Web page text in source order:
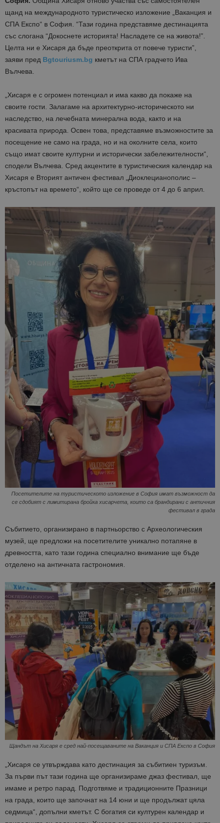
щанд на международното туристическо изложение „Ваканция и
СПА Експо“ в София. “Тази година представяме дестинацията
със слогана “Докоснете историята! Насладете се на живота!”.
Целта ни е Хисаря да бъде преоткрита от повече туристи”,
заяви пред Bgtouriusm.bg кметът на СПА градчето Ива
Вълчева.
„Хисаря е с огромен потенциал и има какво да покаже на
своите гости. Залагаме на архитектурно-историческото ни
наследство, на лечебната минерална вода, както и на
красивата природа. Освен това, представяме възможностите за
посещение не само на града, но и на околните села, които
също имат своите културни и исторически забележителности“,
сподели Вълчева. Сред акцентите в туристическия календар на
Хисаря е Вторият античен фестивал „Диоклецианополис –
кръстопът на времето“, който ще се проведе от 4 до 6 април.
Посетителите на туристическото изложение в София имат възможност да
се сдобият с лимитирана бройка хисарчета, които са брандирани с античния
фестивал в града
Събитието, организирано в партньорство с Археологическия
музей, ще предложи на посетителите уникално потапяне в
древността, като тази година специално внимание ще бъде
отделено на античната гастрономия.
Щандът на Хисаря е сред най-посещаваните на Ваканция и СПА Експо в София
„Хисаря се утвърждава като дестинация за събитиен туризъм.
За първи път тази година ще организираме джаз фестивал, ще
имаме и ретро парад. Подготвяме и традиционните Празници
на града, които ще започнат на 14 юни и ще продължат цяла
седмица“, допълни кметът. С богатия си културен календар и